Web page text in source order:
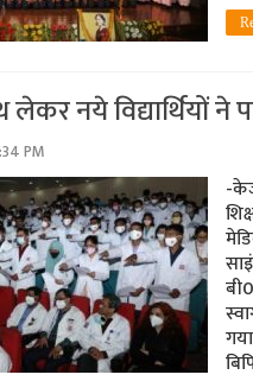
नये विद्यार्थियों
PM
-